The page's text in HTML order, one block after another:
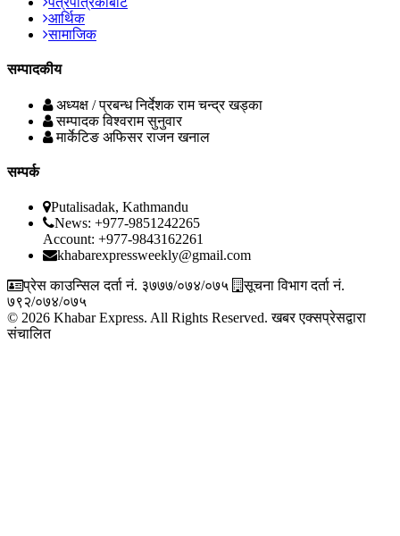
आर्थिक
सामाजिक
सम्पादकीय
अध्यक्ष / प्रबन्ध निर्देशक राम चन्द्र खड्का
सम्पादक विश्वराम सुनुवार
मार्केटिङ अफिसर राजन खनाल
सम्पर्क
Putalisadak, Kathmandu
News: +977-9851242265
Account: +977-9843162261
khabarexpressweekly@gmail.com
प्रेस काउन्सिल दर्ता नं. ३७७७/०७४/०७५
सूचना विभाग दर्ता नं.
७९२/०७४/०७५
© 2026 Khabar Express. All Rights Reserved. खबर एक्सप्रेसद्वारा
संचालित